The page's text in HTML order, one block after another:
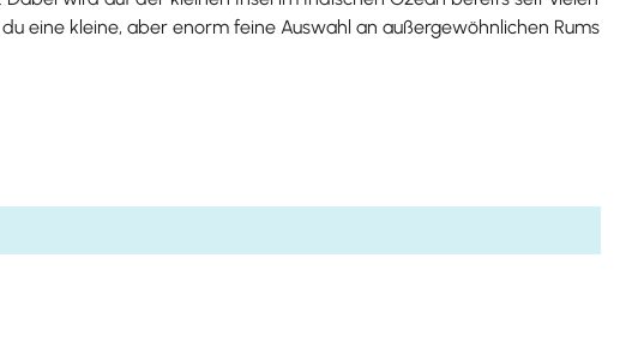
eine kleine, aber enorm feine Auswahl an außergewöhnlichen Rums